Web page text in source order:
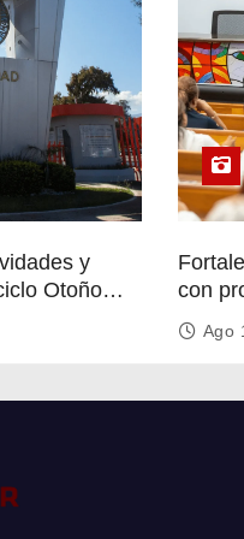
y
Otoño
con
circular
Ago